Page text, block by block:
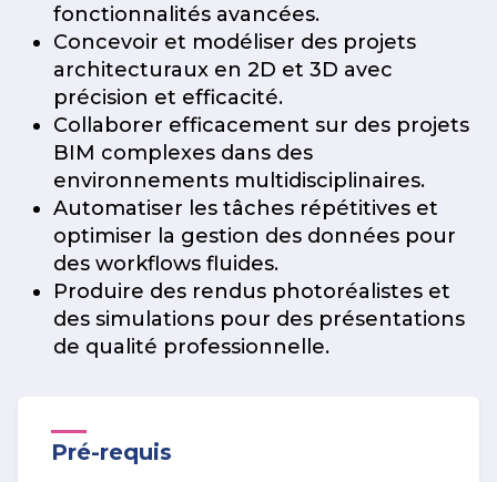
fonctionnalités avancées.
Concevoir et modéliser des projets
architecturaux en 2D et 3D avec
précision et efficacité.
Collaborer efficacement sur des projets
BIM complexes dans des
environnements multidisciplinaires.
Automatiser les tâches répétitives et
optimiser la gestion des données pour
des workflows fluides.
Produire des rendus photoréalistes et
des simulations pour des présentations
de qualité professionnelle.
Pré-requis